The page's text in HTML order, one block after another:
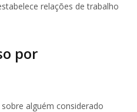
relações de trabalho
por
alguém considerado